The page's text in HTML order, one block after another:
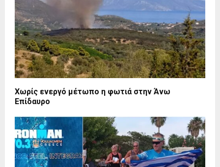
Χωρίς ενεργό μέτωπο η φωτιά στην Άνω
Επίδαυρο